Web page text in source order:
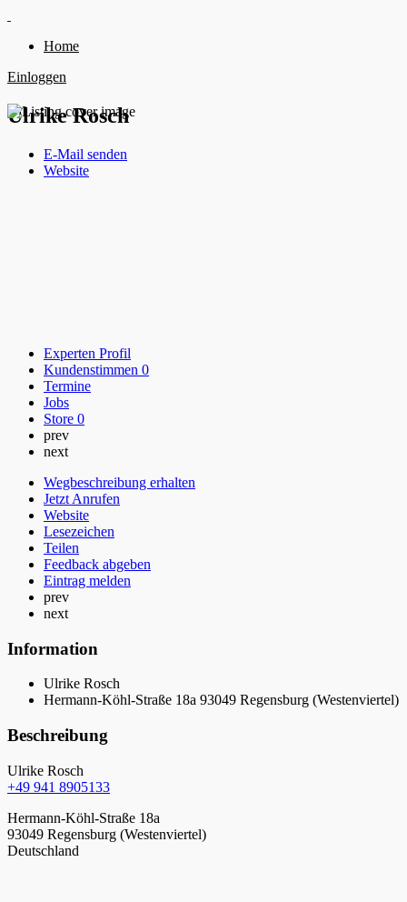
Home
Einloggen
Ulrike Rosch
E-Mail senden
Website
Experten Profil
Kundenstimmen 0
Termine
Jobs
Store 0
prev
next
Wegbeschreibung erhalten
Jetzt Anrufen
Website
Lesezeichen
Teilen
Feedback abgeben
Eintrag melden
prev
next
Information
Ulrike Rosch
Hermann-Köhl-Straße 18a 93049 Regensburg (Westenviertel)
Beschreibung
Ulrike Rosch
+49 941 8905133
Hermann-Köhl-Straße 18a
93049 Regensburg (Westenviertel)
Deutschland